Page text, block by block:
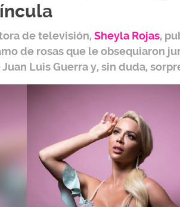
de televisión, Sheyla Rojas,
de rosas que le obsequiaron
Luis Guerra y, sin duda,